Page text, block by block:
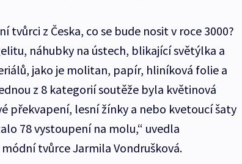
tvůrci z Česka, co se bude nosit v roce 3000?
náhubky na ústech, blikající světýlka a
jako je molitan, papír, hliníková folie a
z 8 kategorií soutěže byla květinová
překvapení, lesní žínky a nebo kvetoucí šaty
78 vystoupení na molu,“ uvedla
tvůrce Jarmila Vondrušková.